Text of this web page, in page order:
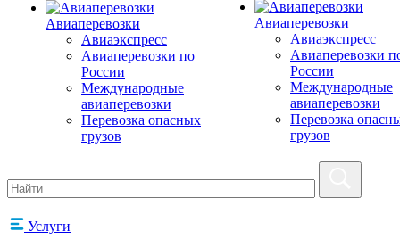
Авиаперевозки
Авиаэкспресс
Авиаперевозки по
России
Международные
авиаперевозки
Перевозка опасных
грузов
Авиаперевозки
Авиаэкспресс
Авиаперевозки
России
Международные
авиаперевозки
Перевозка
грузов
Услуги